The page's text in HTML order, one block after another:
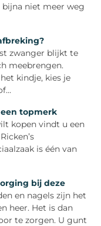
niet meer weg
zwanger blijkt te
meebrengen.
kindje, kies je
topmerk
kopen vindt u een
is één van
bij deze
en nagels zijn het
heer. Het is dan
te zorgen. U gunt